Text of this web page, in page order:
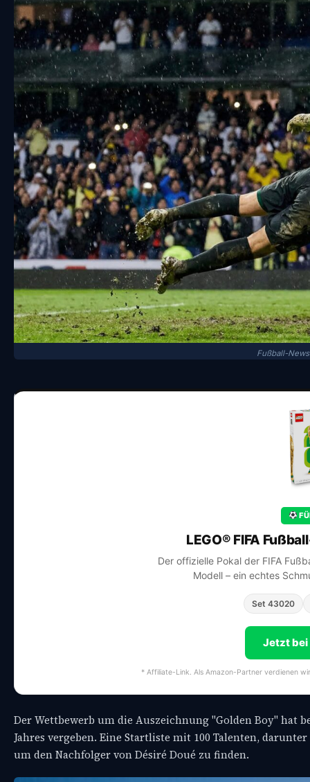
Fußball-
LEGO® FIFA
Der offizielle Pokal der FIFA
Modell – ein echtes
Set 43020
Jetzt
* Affiliate-Link. Als Amazon-Partner verdienen
Der Wettbewerb um die Auszeichnung "Golden Boy" hat
Jahres vergeben. Eine Startliste mit 100 Talenten,
um den Nachfolger von Désiré Doué zu finden.